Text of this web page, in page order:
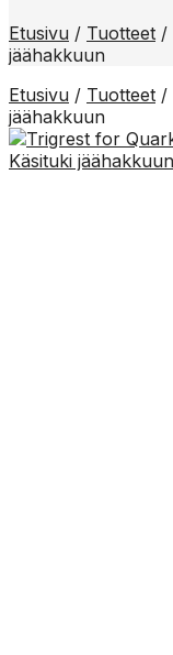
Etusivu / Tuotteet /
jäähakkuun
Etusivu / Tuotteet /
jäähakkuun